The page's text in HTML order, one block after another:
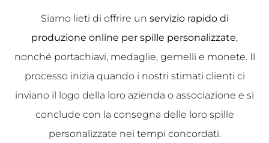
Siamo lieti di offrire un servizio rapido di
produzione online per spille personalizzate,
nonché portachiavi, medaglie, gemelli e monete. Il
processo inizia quando i nostri stimati clienti ci
inviano il logo della loro azienda o associazione e si
conclude con la consegna delle loro spille
personalizzate nei tempi concordati.